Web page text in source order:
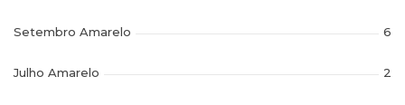
Setembro Amarelo 6
Julho Amarelo 2